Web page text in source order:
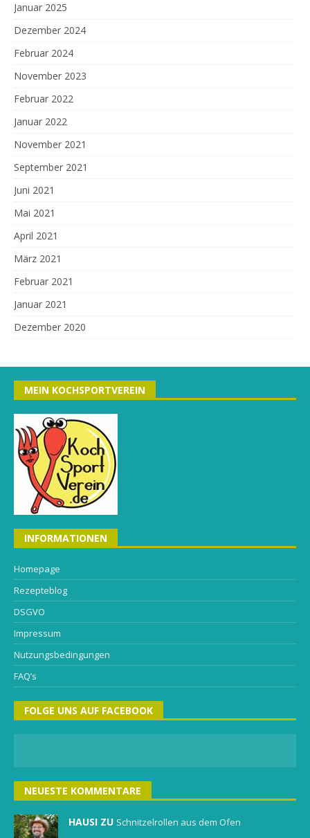
Januar 2025
Dezember 2024
Februar 2024
November 2023
Februar 2022
Januar 2022
November 2021
September 2021
Juni 2021
Mai 2021
April 2021
März 2021
Februar 2021
Januar 2021
Dezember 2020
MEIN KOCHSPORTVEREIN
INFORMATIONEN
Homepage
Rezepteblog
DSGVO
Impressum
Nutzungsbedingungen
FAQ’s
FOLGE UNS AUF FACEBOOK
NEUESTE KOMMENTARE
HAUSI ZU Schnitzelrollen aus dem Ofen